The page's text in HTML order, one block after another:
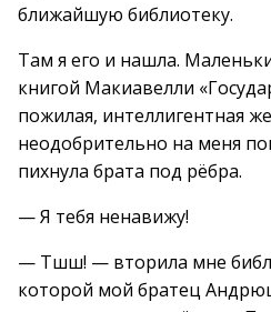
ближайшую библиотеку.
Там я его и нашла.
книгой Макиавелли
пожилая, интеллигентная
неодобрительно на меня
пихнула брата под рёбра.
— Я тебя ненавижу!
— Тшш! — вторила мне
которой мой братец